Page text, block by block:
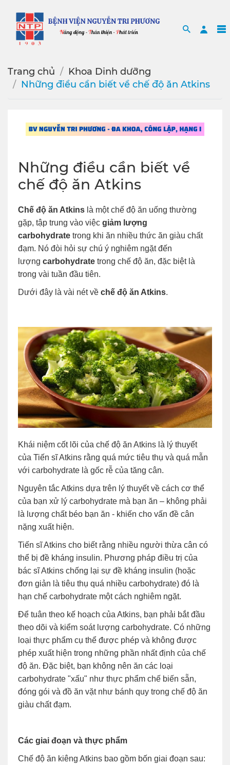
Search
Trang chủ
Khoa Dinh dưỡng
Những điều cần biết về chế độ ăn Atkins
Những điều cần biết về
chế độ ăn Atkins
Chế độ ăn Atkins là một chế độ ăn uống thường
gặp, tập trung vào việc giảm lượng
carbohydrate trong khi ăn nhiều thức ăn giàu chất
đạm. Nó đòi hỏi sự chú ý nghiêm ngặt đến
lượng carbohydrate trong chế độ ăn, đặc biệt là
trong vài tuần đầu tiên.
Dưới đây là vài nét về chế độ ăn Atkins.
Khái niệm cốt lõi của chế độ ăn Atkins là lý thuyết
của Tiến sĩ Atkins rằng quá mức tiêu thụ và quá mẫn
với carbohydrate là gốc rễ của tăng cân.
Nguyên tắc Atkins dựa trên lý thuyết về cách cơ thể
của bạn xử lý carbohydrate mà bạn ăn – không phải
là lượng chất béo bạn ăn - khiến cho vấn đề cân
nặng xuất hiện.
Tiến sĩ Atkins cho biết rằng nhiều người thừa cân có
thể bị đề kháng insulin. Phương pháp điều trị của
bác sĩ Atkins chống lại sự đề kháng insulin (hoặc
đơn giản là tiêu thụ quá nhiều carbohydrate) đó là
hạn chế carbohydrate một cách nghiêm ngặt.
Để tuân theo kế hoạch của Atkins, bạn phải bắt đầu
theo dõi và kiểm soát lượng carbohydrate. Có những
loại thực phẩm cụ thể được phép và không được
phép xuất hiện trong những phần nhất định của chế
độ ăn. Đặc biệt, bạn không nên ăn các loại
carbohydrate "xấu" như thực phẩm chế biến sẵn,
đóng gói và đồ ăn vặt như bánh quy trong chế độ ăn
giàu chất đạm.
Các giai đoạn và thực phẩm
Chế độ ăn kiêng Atkins bao gồm bốn giai đoạn sau: